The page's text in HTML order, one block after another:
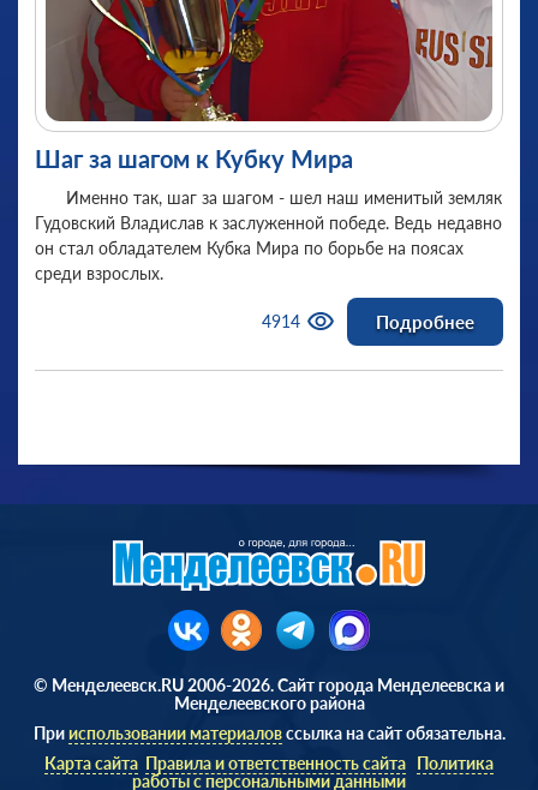
Шаг за шагом к Кубку Мира
Именно так, шаг за шагом - шел наш именитый земляк
Гудовский Владислав к заслуженной победе. Ведь недавно
он стал обладателем Кубка Мира по борьбе на поясах
среди взрослых.
4914 Подробнее
© Менделеевск.RU 2006-2026. Сайт города Менделеевска и
Менделеевского района
Прииспользовании материаловссылка на сайт обязательна.
Карта сайта Правила и ответственность сайта Политика
работы с персональными данными